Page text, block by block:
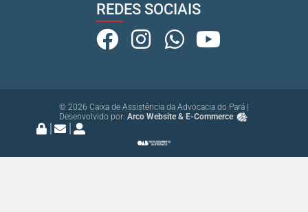
REDES SOCIAIS
© 2026 Caixa de Assistência da Advocacia do Pará |
Desenvolvido por: Arco Website & E-Commerce